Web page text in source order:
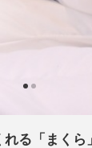
る「まくら」